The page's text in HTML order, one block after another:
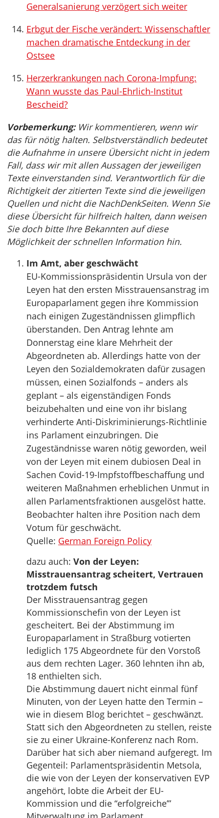
Generalsanierung verzögert sich weiter
Erbgut der Fische verändert: Wissenschaftler
machen dramatische Entdeckung in der
Ostsee
Herzerkrankungen nach Corona-Impfung:
Wann wusste das Paul-Ehrlich-Institut
Bescheid?
Vorbemerkung:Wir kommentieren, wenn wir
das für nötig halten. Selbstverständlich bedeutet
die Aufnahme in unsere Übersicht nicht in jedem
Fall, dass wir mit allen Aussagen der jeweiligen
Texte einverstanden sind. Verantwortlich für die
Richtigkeit der zitierten Texte sind die jeweiligen
Quellen und nicht die NachDenkSeiten. Wenn Sie
diese Übersicht für hilfreich halten, dann weisen
Sie doch bitte Ihre Bekannten auf diese
Möglichkeit der schnellen Information hin.
Im Amt, aber geschwächt
EU-Kommissionspräsidentin Ursula von der
Leyen hat den ersten Misstrauensanstrag im
Europaparlament gegen ihre Kommission
nach einigen Zugeständnissen glimpflich
überstanden. Den Antrag lehnte am
Donnerstag eine klare Mehrheit der
Abgeordneten ab. Allerdings hatte von der
Leyen den Sozialdemokraten dafür zusagen
müssen, einen Sozialfonds – anders als
geplant – als eigenständigen Fonds
beizubehalten und eine von ihr bislang
verhinderte Anti-Diskriminierungs-Richtlinie
ins Parlament einzubringen. Die
Zugeständnisse waren nötig geworden, weil
von der Leyen mit einem dubiosen Deal in
Sachen Covid-19-Impfstoffbeschaffung und
weiteren Maßnahmen erheblichen Unmut in
allen Parlamentsfraktionen ausgelöst hatte.
Beobachter halten ihre Position nach dem
Votum für geschwächt.
Quelle: German Foreign Policy
dazu auch: Von der Leyen:
Misstrauensantrag scheitert, Vertrauen
trotzdem futsch
Der Misstrauensantrag gegen
Kommissionschefin von der Leyen ist
gescheitert. Bei der Abstimmung im
Europaparlament in Straßburg votierten
lediglich 175 Abgeordnete für den Vorstoß
aus dem rechten Lager. 360 lehnten ihn ab,
18 enthielten sich.
Die Abstimmung dauert nicht einmal fünf
Minuten, von der Leyen hatte den Termin –
wie in diesem Blog berichtet – geschwänzt.
Statt sich den Abgeordneten zu stellen, reiste
sie zu einer Ukraine-Konferenz nach Rom.
Darüber hat sich aber niemand aufgeregt. Im
Gegenteil: Parlamentspräsidentin Metsola,
die wie von der Leyen der konservativen EVP
angehört, lobte die Arbeit der EU-
Kommission und die “erfolgreiche’”